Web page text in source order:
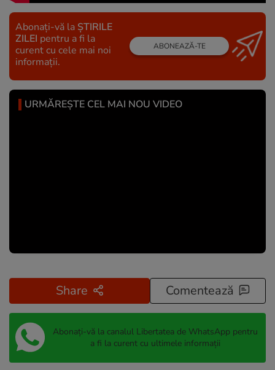
Abonați-vă la ȘTIRILE
ZILEI pentru a fi la
curent cu cele mai noi
informații.
ABONEAZĂ-TE
URMĂREȘTE CEL MAI NOU VIDEO
Share Comentează
Abonați-vă la canalul Libertatea de WhatsApp pentru
a fi la curent cu ultimele informații